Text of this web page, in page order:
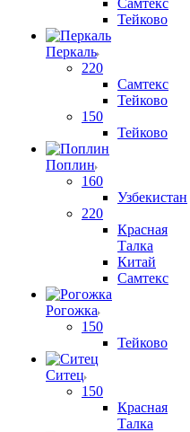
Самтекс
Тейково
Перкаль
220
Самтекс
Тейково
150
Тейково
Поплин
160
Узбекистан
220
Красная
Талка
Китай
Самтекс
Рогожка
150
Тейково
Ситец
150
Красная
Талка